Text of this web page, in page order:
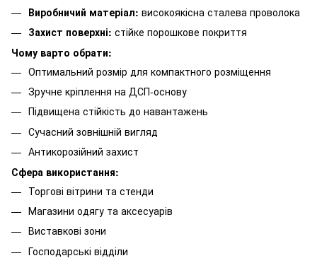
Виробничий матеріал: високоякісна сталева проволока
Захист поверхні: стійке порошкове покриття
Чому варто обрати:
Оптимальний розмір для компактного розміщення
Зручне кріплення на ДСП-основу
Підвищена стійкість до навантажень
Сучасний зовнішній вигляд
Антикорозійний захист
Сфера використання:
Торгові вітрини та стенди
Магазини одягу та аксесуарів
Виставкові зони
Господарські відділи